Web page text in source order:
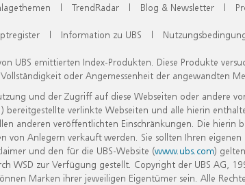
| TrendRadar | Blog & Newsletter |
| Information zu UBS |
UBS emittierten Index-Produkten. Diese Produkte
oder Angemessenheit der angewandten
und der Zugriff auf diese Webseiten oder andere
verlinkte Webseiten und alle hierin
anderen veröffentlichten Einschränkungen. Die
Anlegern verkauft werden. Sie sollten Ihren
und den für die UBS-Website (www.ubs.com)
zur Verfügung gestellt. Copyright der UBS AG,
Marken ihrer jeweiligen Eigentümer sein. Alle